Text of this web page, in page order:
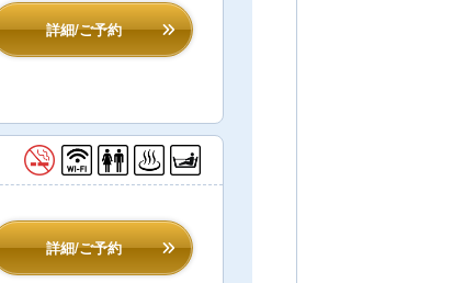
詳細/ご予約
詳細/ご予約